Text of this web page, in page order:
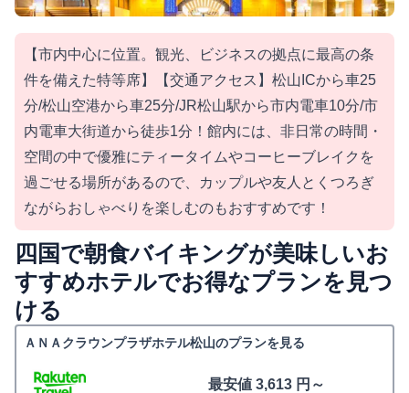
【市内中心に位置。観光、ビジネスの拠点に最高の条
件を備えた特等席】【交通アクセス】松山ICから車25
分/松山空港から車25分/JR松山駅から市内電車10分/市
内電車大街道から徒歩1分！館内には、非日常の時間・
空間の中で優雅にティータイムやコーヒーブレイクを
過ごせる場所があるので、カップルや友人とくつろぎ
ながらおしゃべりを楽しむのもおすすめです！
四国で朝食バイキングが美味しいお
すすめホテルでお得なプランを見つ
ける
ＡＮＡクラウンプラザホテル松山のプランを見る
最安値 3,613 円～